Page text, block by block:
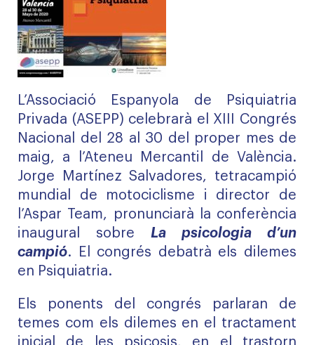
L’Associació Espanyola de Psiquiatria
Privada (ASEPP) celebrarà el XIII Congrés
Nacional del 28 al 30 del proper mes de
maig, a l’Ateneu Mercantil de València.
Jorge Martínez Salvadores, tetracampió
mundial de motociclisme i director de
l’Aspar Team, pronunciarà la conferència
inaugural sobre La psicologia d’un
campió. El congrés debatrà els dilemes
en Psiquiatria.
Els ponents del congrés parlaran de
temes com els dilemes en el tractament
inicial de les psicosis, en el trastorn